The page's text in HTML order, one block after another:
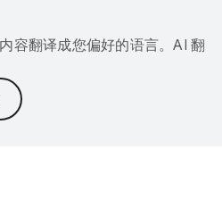
容翻译成您偏好的语言。AI 翻